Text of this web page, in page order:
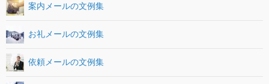
案内メールの文例集
お礼メールの文例集
依頼メールの文例集